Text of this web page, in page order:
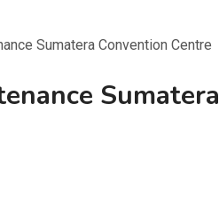
Sumatera Convention Centre
Sumatera